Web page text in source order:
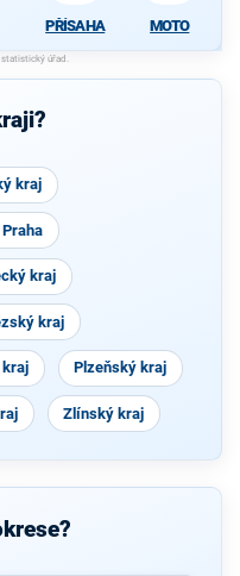
PŘÍSAHA MOTO
kraj
kraj
kraj
kraj Plzeňský kraj
Zlínský kraj